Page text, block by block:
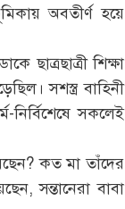
অবতীর্ণ হয়ে
ছাত্রছাত্রী শিক্ষা
সশস্ত্র বাহিনী
নির্বিশেষে সকলেই
কত মা তাঁদের
সন্তানেরা বাবা